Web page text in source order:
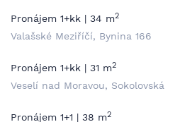
Pronájem 1+kk | 34 m2
Valašské Meziříčí, Bynina 166
Pronájem 1+kk | 31 m2
Veselí nad Moravou, Sokolovská
Pronájem 1+1 | 38 m2